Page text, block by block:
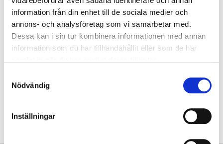
information från din enhet till de sociala medier och
annons- och analysföretag som vi samarbetar med.
Dessa kan i sin tur kombinera informationen med annan
information som du har tillhandahållit eller som de har
Nödvändig
Inställningar
Lusail International Circuit, Doha
Betala 50 % idag!
2092 SEK